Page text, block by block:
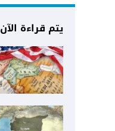
يتم قراءة الآن